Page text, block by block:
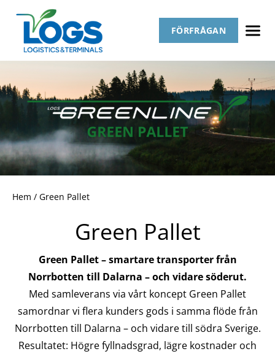
FÖRFRÅGAN
Hem / Green Pallet
Green Pallet
Green Pallet – smartare transporter från
Norrbotten till Dalarna – och vidare söderut.
Med samleverans via vårt koncept Green Pallet
samordnar vi flera kunders gods i samma flöde från
Norrbotten till Dalarna – och vidare till södra Sverige.
Resultatet: Högre fyllnadsgrad, lägre kostnader och